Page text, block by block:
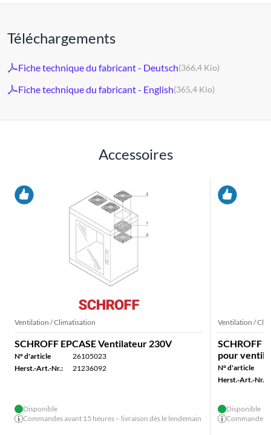
Téléchargements
Fiche technique du fabricant - Deutsch(366,4 Kio)
Fiche technique du fabricant - English(365,4 Kio)
Accessoires
Ventilation / Climatisation
SCHROFF EPCASE Ventilateur 230V
N° d'article
26105023
Herst.-Art.-Nr.:
21236092
Disponible
Commandes avant 15 heures – livraison dès le lendemain
Ventilation /
SCHROFF
pour
N° d'article
Herst.-Art.-Nr.:
Disponible
Commandes